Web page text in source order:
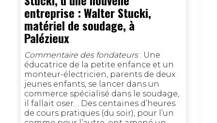
entreprise : Walter Stucki,
matériel de soudage, à
Palézieux
Commentaire des fondateurs: Une
éducatrice de la petite enfance et un
monteur-électricien, parents de deux
jeunes enfants, se lancer dans un
commerce spécialisé dans le soudage,
il fallait oser… Des centaines d’heures
de cours pratiques (du soir), pour l’un